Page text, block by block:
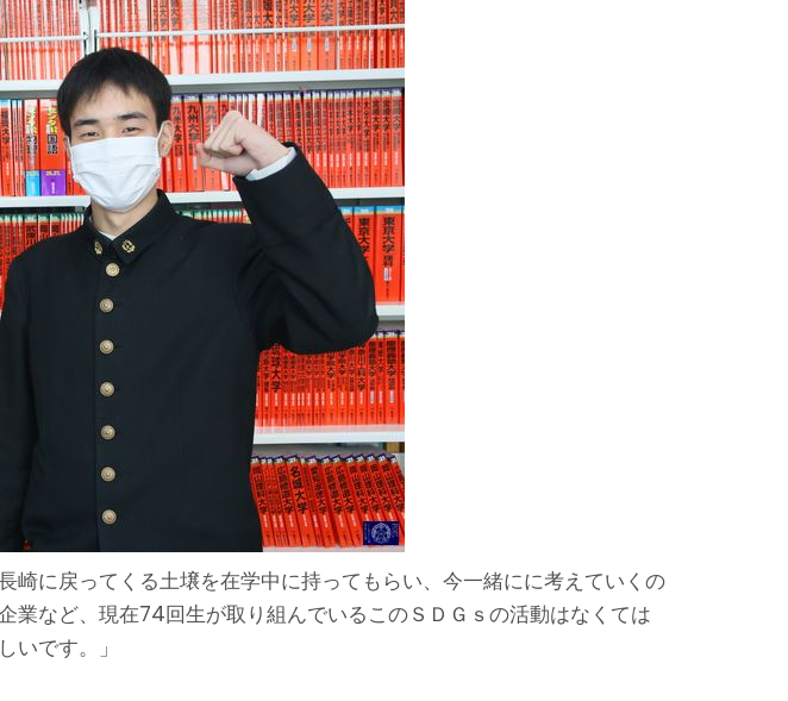
に戻ってくる土壌を在学中に持ってもらい、今一緒にに考えていくの
業など、現在74回生が取り組んでいるこのＳＤＧｓの活動はなくては
いです。」